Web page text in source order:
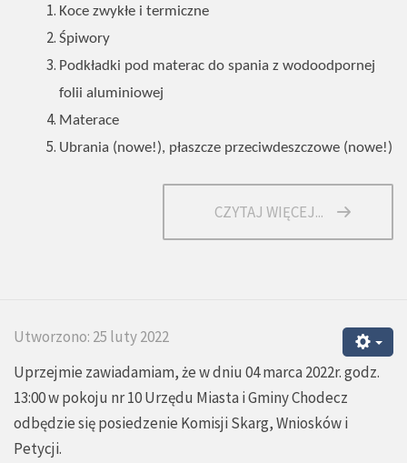
Koce zwykłe i termiczne
Śpiwory
Podkładki pod materac do spania z wodoodpornej
folii aluminiowej
Materace
Ubrania (nowe!), płaszcze przeciwdeszczowe (nowe!)
CZYTAJ WIĘCEJ...
Utworzono: 25 luty 2022
Uprzejmie zawiadamiam, że w dniu 04 marca 2022r. godz.
13:00 w pokoju nr 10 Urzędu Miasta i Gminy Chodecz
odbędzie się posiedzenie Komisji Skarg, Wniosków i
Petycji.